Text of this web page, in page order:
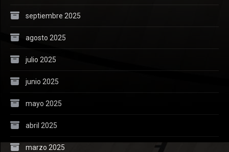
septiembre 2025
agosto 2025
julio 2025
junio 2025
mayo 2025
abril 2025
marzo 2025